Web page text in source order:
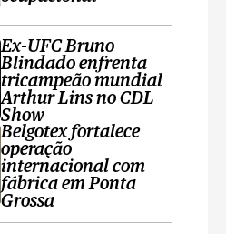
Ex-UFC Bruno
Blindado enfrenta
tricampeão mundial
Arthur Lins no CDL
Show
Belgotex fortalece
operação
internacional com
fábrica em Ponta
Grossa